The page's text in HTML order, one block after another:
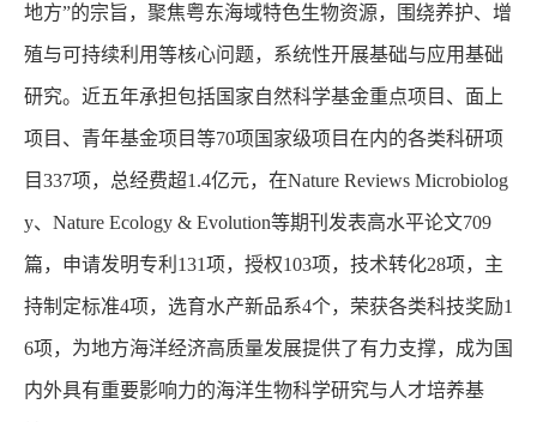
地方”的宗旨，聚焦粤东海域特色生物资源，围绕养护、增
殖与可持续利用等核心问题，系统性开展基础与应用基础
研究。近五年承担包括国家自然科学基金重点项目、面上
项目、青年基金项目等70项国家级项目在内的各类科研项
目337项，总经费超1.4亿元，在Nature Reviews Microbiolog
y、Nature Ecology & Evolution等期刊发表高水平论文709
篇，申请发明专利131项，授权103项，技术转化28项，主
持制定标准4项，选育水产新品系4个，荣获各类科技奖励1
6项，为地方海洋经济高质量发展提供了有力支撑，成为国
内外具有重要影响力的海洋生物科学研究与人才培养基